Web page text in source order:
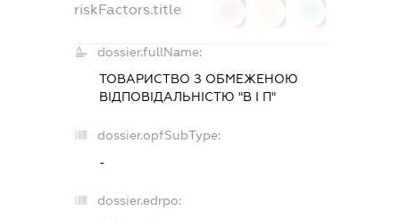
riskFactors.title
dossier.fullName:
ТОВАРИСТВО З ОБМЕЖЕНОЮ
ВІДПОВІДАЛЬНІСТЮ "В І П"
dossier.opfSubType:
-
dossier.edrpo: